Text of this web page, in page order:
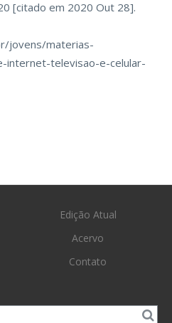
[citado em 2020 Out 28].
jovens/materias-
internet-televisao-e-celular-
Edição Atual
Acervo
Contato